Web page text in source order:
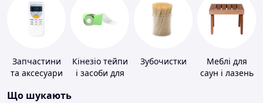
Запчастини
та аксесуари
кондиціонерів
Кінезіо тейпи
і засоби для
Зубочистки
Меблі для
саун і лазень
Що шукають